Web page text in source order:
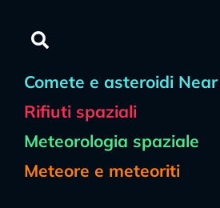
Comete e asteroidi
Rifiuti spaziali
Meteorologia spaziale
Meteore e meteoriti